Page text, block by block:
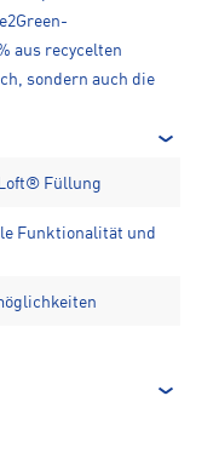
aus recycelten
sondern auch die
Füllung
Funktionalität und